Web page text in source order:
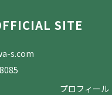
SITE
s.com
プロフィール